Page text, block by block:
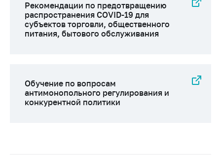
Рекомендации по предотвращению
распространения COVID-19 для
субъектов торговли, общественного
питания, бытового обслуживания
Обучение по вопросам
антимонопольного регулирования и
конкурентной политики